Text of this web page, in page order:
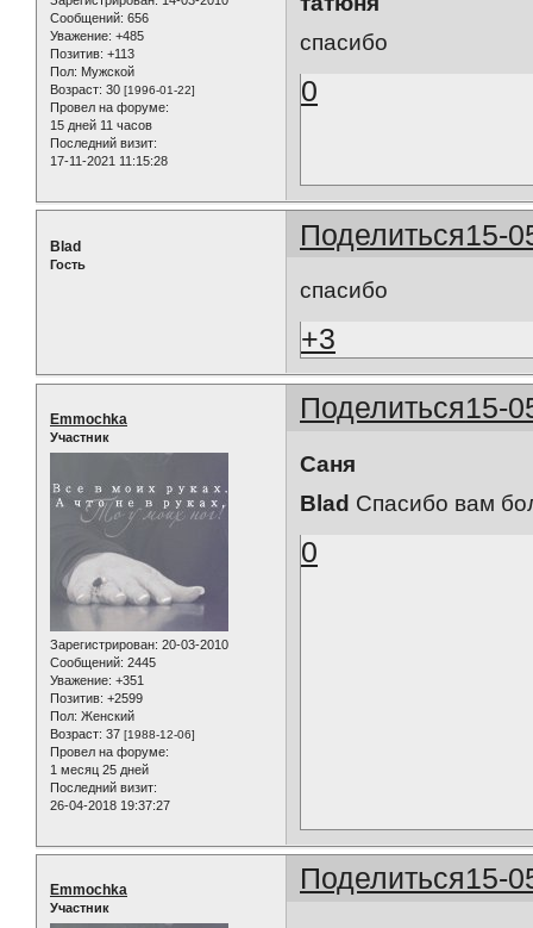
Сообщений: 656
Уважение: +485
Позитив: +113
Пол: Мужской
Возраст: 30 [1996-01-22]
Провел на форуме:
15 дней 11 часов
Последний визит:
17-11-2021 11:15:28
спасибо
0
Поделиться15-
Blad
Гость
спасибо
+3
Поделиться15-
Emmochka
Участник
Зарегистрирован: 20-03-2010
Сообщений: 2445
Уважение: +351
Позитив: +2599
Пол: Женский
Возраст: 37 [1988-12-06]
Провел на форуме:
1 месяц 25 дней
Последний визит:
26-04-2018 19:37:27
Саня
Blad Спасибо вам
0
Поделиться15-
Emmochka
Участник